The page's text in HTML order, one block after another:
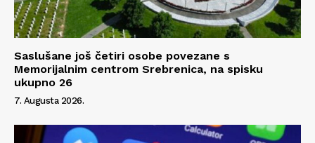
Saslušane još četiri osobe povezane s
Memorijalnim centrom Srebrenica, na spisku
ukupno 26
7. Augusta 2026.